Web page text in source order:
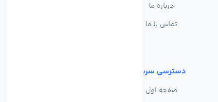
درباره ما
تماس با ما
دسترسی سریع
صفحه اول